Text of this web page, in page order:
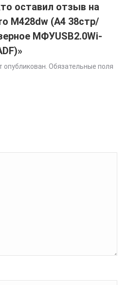
оставил отзыв на
M428dw (A4 38стр/
МФУUSB2.0Wi-
Обязательные поля